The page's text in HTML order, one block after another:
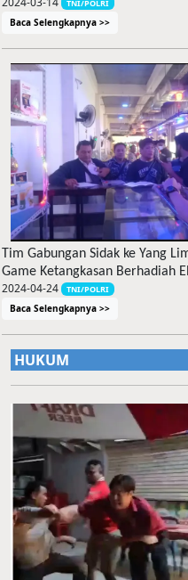
TNI/POLRI
Baca Selengkapnya >>
Tim Gabungan Sidak ke Yang
Game Ketangkasan Berhadiah
2024-04-24 TNI/POLRI
Baca Selengkapnya >>
HUKUM